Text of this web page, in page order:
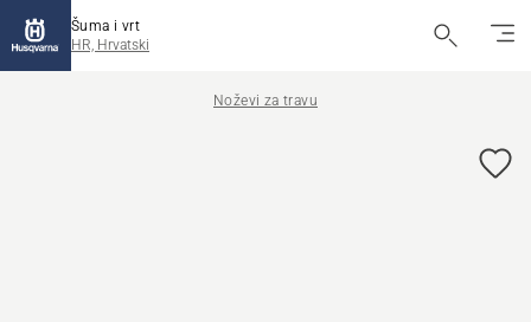
Šuma i vrt
HR, Hrvatski
Noževi za travu